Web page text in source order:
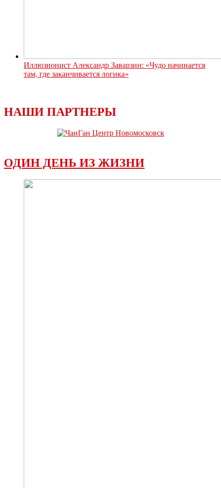
Иллюзионист Александр Заварзин: «Чудо начинается
там, где заканчивается логика»
НАШИ ПАРТНЕРЫ
ОДИН ДЕНЬ ИЗ ЖИЗНИ